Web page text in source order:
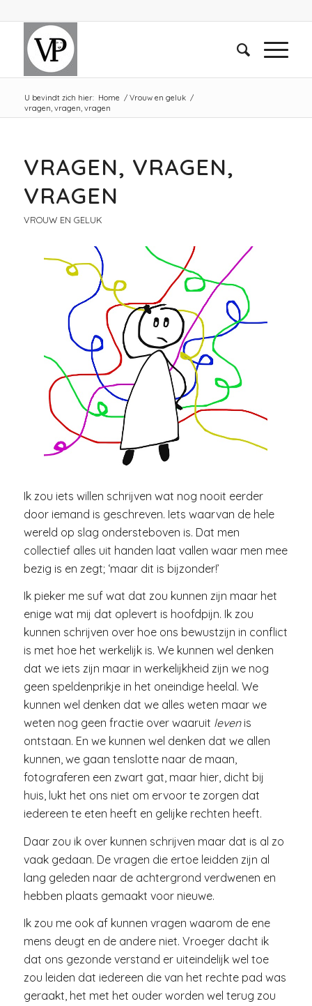
U bevindt zich hier: Home / Vrouw en geluk /
vragen, vragen, vragen
VRAGEN, VRAGEN,
VRAGEN
VROUW EN GELUK
Ik zou iets willen schrijven wat nog nooit eerder
door iemand is geschreven. Iets waarvan de hele
wereld op slag ondersteboven is. Dat men
collectief alles uit handen laat vallen waar men mee
bezig is en zegt; ‘maar dit is bijzonder!’
Ik pieker me suf wat dat zou kunnen zijn maar het
enige wat mij dat oplevert is hoofdpijn. Ik zou
kunnen schrijven over hoe ons bewustzijn in conflict
is met hoe het werkelijk is. We kunnen wel denken
dat we iets zijn maar in werkelijkheid zijn we nog
geen speldenprikje in het oneindige heelal. We
kunnen wel denken dat we alles weten maar we
weten nog geen fractie over waaruit levenis
ontstaan. En we kunnen wel denken dat we allen
kunnen, we gaan tenslotte naar de maan,
fotograferen een zwart gat, maar hier, dicht bij
huis, lukt het ons niet om ervoor te zorgen dat
iedereen te eten heeft en gelijke rechten heeft.
Daar zou ik over kunnen schrijven maar dat is al zo
vaak gedaan. De vragen die ertoe leidden zijn al
lang geleden naar de achtergrond verdwenen en
hebben plaats gemaakt voor nieuwe.
Ik zou me ook af kunnen vragen waarom de ene
mens deugt en de andere niet. Vroeger dacht ik
dat ons gezonde verstand er uiteindelijk wel toe
zou leiden dat iedereen die van het rechte pad was
geraakt, het met het ouder worden wel terug zou